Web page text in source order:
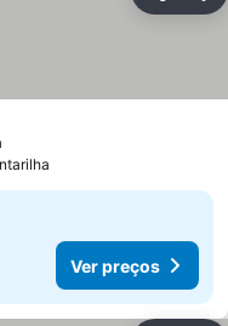
Ver preços